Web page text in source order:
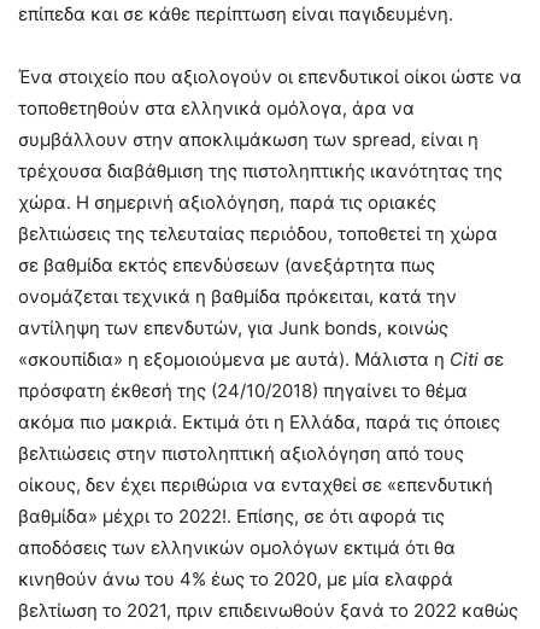
επίπεδα και σε κάθε περίπτωση είναι παγιδευμένη.
Ένα στοιχείο που αξιολογούν οι επενδυτικοί οίκοι ώστε να
τοποθετηθούν στα ελληνικά ομόλογα, άρα να
συμβάλλουν στην αποκλιμάκωση των spread, είναι η
τρέχουσα διαβάθμιση της πιστοληπτικής ικανότητας της
χώρα. Η σημερινή αξιολόγηση, παρά τις οριακές
βελτιώσεις της τελευταίας περιόδου, τοποθετεί τη χώρα
σε βαθμίδα εκτός επενδύσεων (ανεξάρτητα πως
ονομάζεται τεχνικά η βαθμίδα πρόκειται, κατά την
αντίληψη των επενδυτών, για Junk bonds, κοινώς
«σκουπίδια» η εξομοιούμενα με αυτά). Μάλιστα η Citi σε
πρόσφατη έκθεσή της (24/10/2018) πηγαίνει το θέμα
ακόμα πιο μακριά. Εκτιμά ότι η Ελλάδα, παρά τις όποιες
βελτιώσεις στην πιστοληπτική αξιολόγηση από τους
οίκους, δεν έχει περιθώρια να ενταχθεί σε «επενδυτική
βαθμίδα» μέχρι το 2022!. Επίσης, σε ότι αφορά τις
αποδόσεις των ελληνικών ομολόγων εκτιμά ότι θα
κινηθούν άνω του 4% έως το 2020, με μία ελαφρά
βελτίωση το 2021, πριν επιδεινωθούν ξανά το 2022 καθώς